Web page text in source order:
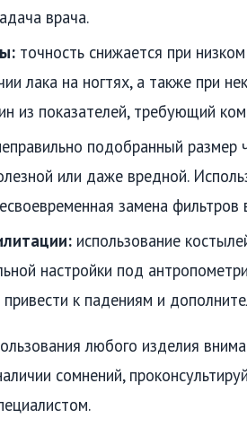
врача.
точность снижается при
лака на ногтях, а также при
из показателей, требующий
подобранный размер
или даже вредной.
замена
использование
настройки под
к падениям и
любого изделия
сомнений,